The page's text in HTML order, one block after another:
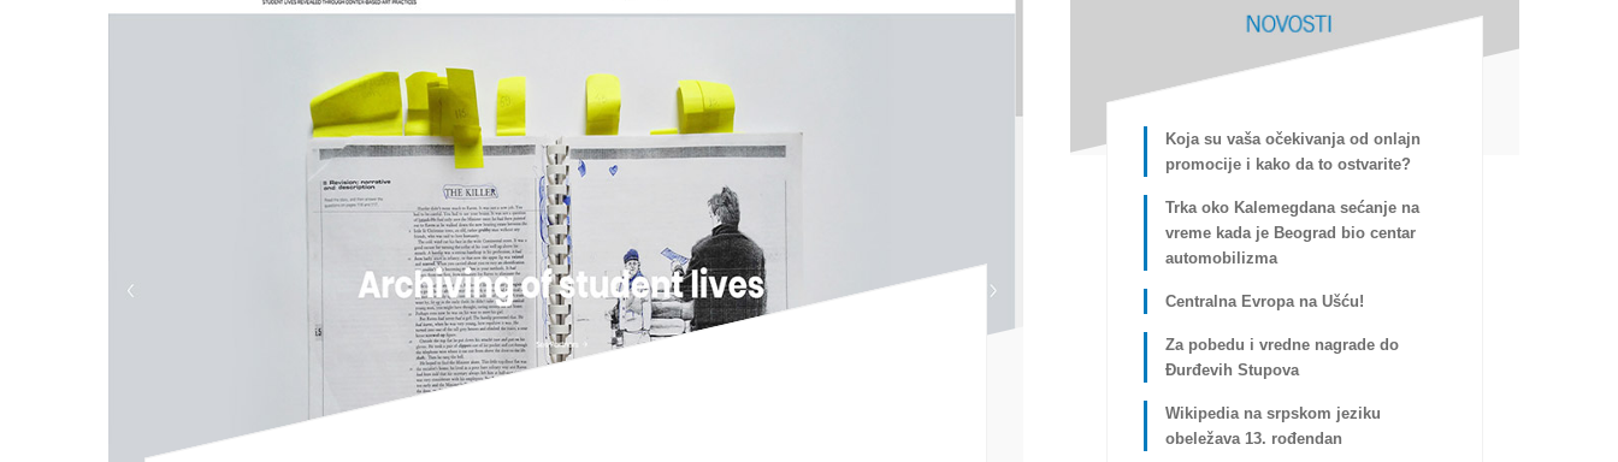
Koja su vaša očekivanja od onlajn
promocije i kako da to ostvarite?
Trka oko Kalemegdana sećanje na
vreme kada je Beograd bio centar
automobilizma
Centralna Evropa na Ušću!
Za pobedu i vredne nagrade do
Đurđevih Stupova
Wikipedia na srpskom jeziku
obeležava 13. rođendan